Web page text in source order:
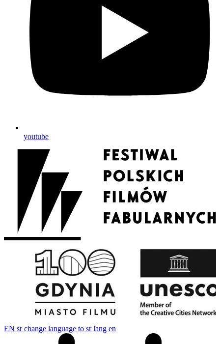
youtube
EN sr change language to sr lang en